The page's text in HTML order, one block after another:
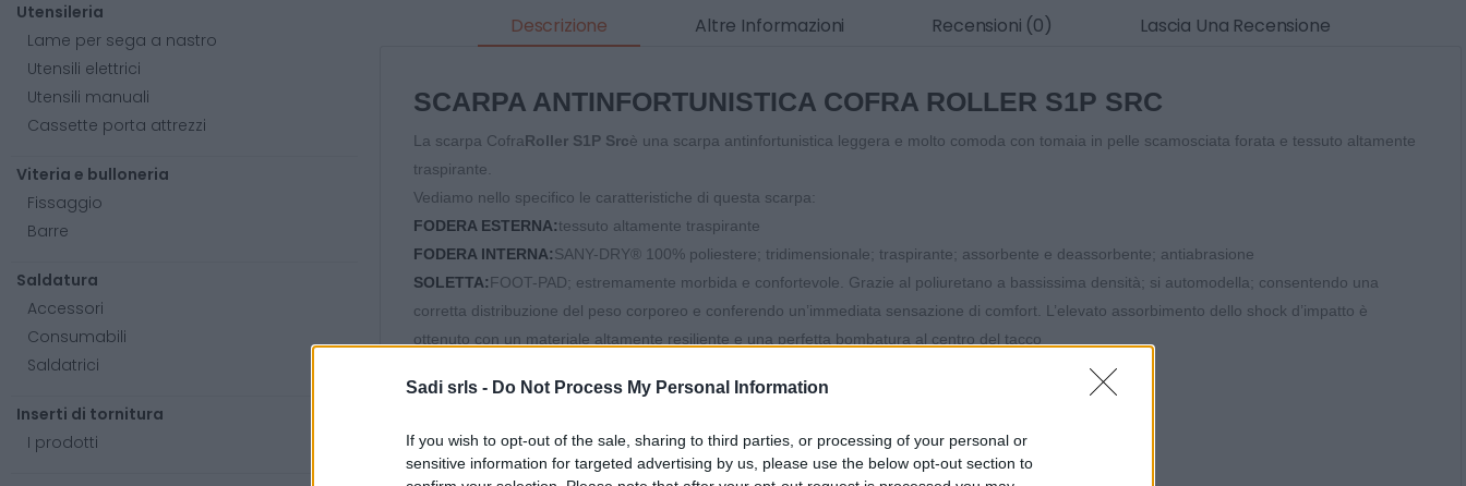
Sadi srls - Do Not Process My Personal Information
If you wish to opt-out of the sale, sharing to third parties, or processing of your personal or
sensitive information for targeted advertising by us, please use the below opt-out section to
Descrizione Altre Informazioni Recensioni (0) Lascia Una Recensione
SCARPA ANTINFORTUNISTICA COFRA ROLLER S1P SRC
La scarpa CofraRoller S1P Srcè una scarpa antinfortunistica leggera e molto comoda con tomaia in pelle scamosciata forata e tessuto altamente
traspirante.
Vediamo nello specifico le caratteristiche di questa scarpa:
FODERA ESTERNA:tessuto altamente traspirante
FODERA INTERNA:SANY-DRY® 100% poliestere; tridimensionale; traspirante; assorbente e deassorbente; antiabrasione
SOLETTA:FOOT-PAD; estremamente morbida e confortevole. Grazie al poliuretano a bassissima densità; si automodella; consentendo una
corretta distribuzione del peso corporeo e conferendo un’immediata sensazione di comfort. L’elevato assorbimento dello shock d’impatto è
ottenuto con un materiale altamente resiliente e una perfetta bombatura al centro del tacco
PUNTALE: ALUMINIUM 200 J
CALZATA:
11 Mondopoint
PERFORMANCE - PLUS TECNICI: Italian Leather
Utensileria
Lame per sega a nastro
Utensili elettrici
Utensili manuali
Cassette porta attrezzi
Viteria e bulloneria
Fissaggio
Barre
Saldatura
Accessori
Consumabili
Saldatrici
Inserti di tornitura
I prodotti